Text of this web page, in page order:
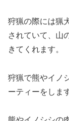
狩猟の際には猟
されていて、山
きてくれます。
狩猟で熊やイノ
ーティーをしま